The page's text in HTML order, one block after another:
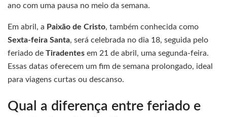
ano com uma pausa no meio da semana.
Em abril, a Paixão de Cristo, também conhecida como
Sexta-feira Santa, será celebrada no dia 18, seguida pelo
feriado de Tiradentes em 21 de abril, uma segunda-feira.
Essas datas oferecem um fim de semana prolongado, ideal
para viagens curtas ou descanso.
Qual a diferença entre feriado e